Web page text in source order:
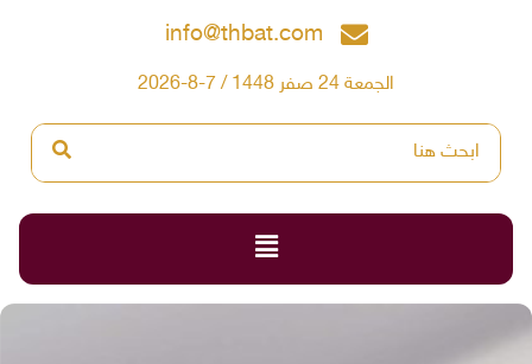
info@thbat.com
الجمعة 24 صفر 1448 / 7-8-2026